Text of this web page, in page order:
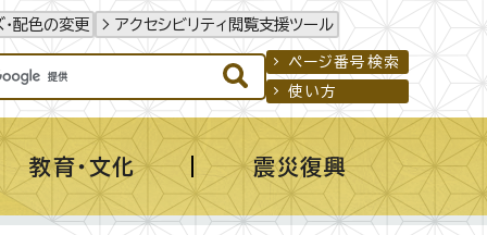
配色の変更 アクセシビリティ閲覧支援ツール
ページ番号検索
使い方
教育・文化 震災復興